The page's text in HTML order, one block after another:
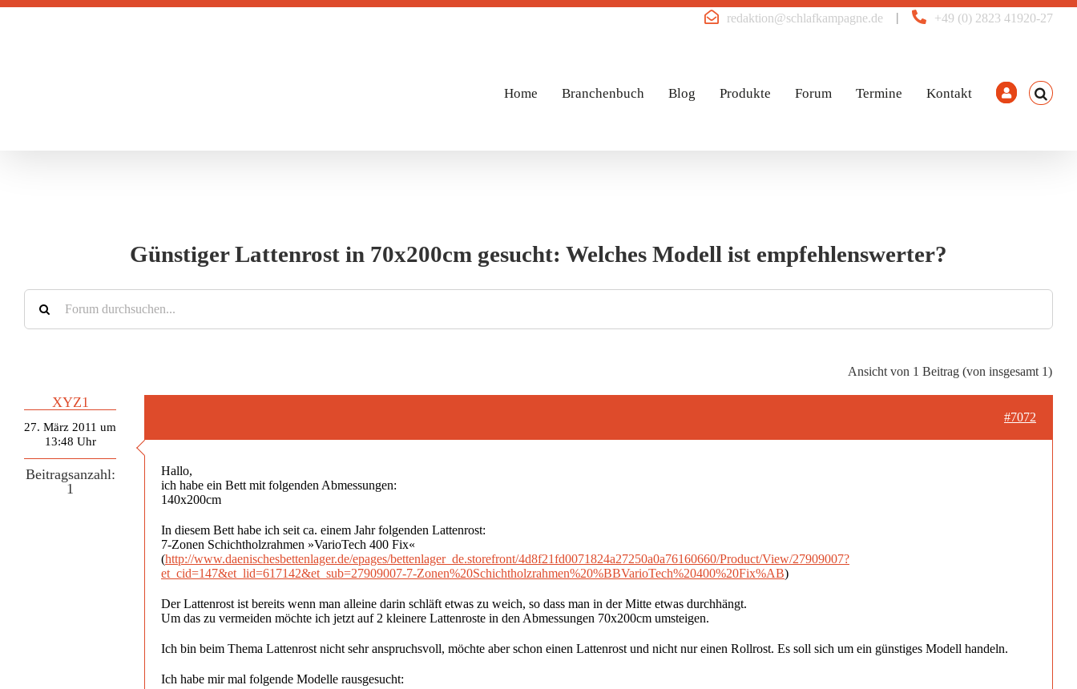
Zum
+49 (0) 2823 41920-27
|
redaktion@schlafkampagne.de
Home Branchenbuch Blog Produkte Forum Termine Kontakt
Günstiger Lattenrost in 70x200cm gesucht: Welches Modell ist empfehlenswerter?
Ansicht von 1 Beitrag (von insgesamt 1)
XYZ1
27. März 2011 um
13:48 Uhr
Beitragsanzahl:
1
#7072
Hallo,
ich habe ein Bett mit folgenden Abmessungen:
140x200cm
In diesem Bett habe ich seit ca. einem Jahr folgenden Lattenrost:
7-Zonen Schichtholzrahmen »VarioTech 400 Fix«
(http://www.daenischesbettenlager.de/epages/bettenlager_de.storefront/4d8f21fd0071824a27250a0a76160660/Product/View/27909007?
et_cid=147&et_lid=617142&et_sub=27909007-7-Zonen%20Schichtholzrahmen%20%BBVarioTech%20400%20Fix%AB)
Der Lattenrost ist bereits wenn man alleine darin schläft etwas zu weich, so dass man in der Mitte etwas durchhängt.
Um das zu vermeiden möchte ich jetzt auf 2 kleinere Lattenroste in den Abmessungen 70x200cm umsteigen.
Ich bin beim Thema Lattenrost nicht sehr anspruchsvoll, möchte aber schon einen Lattenrost und nicht nur einen Rollrost. Es soll sich um ein günstiges Modell handeln.
Ich habe mir mal folgende Modelle rausgesucht: